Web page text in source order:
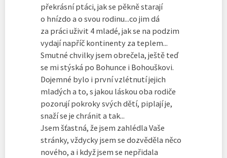
překrásní ptáci, jak se pěkně starají
o hnízdo a o svou rodinu...co jim dá
za práci uživit 4 mladé, jak se na podzim
vydají napříč kontinenty za teplem...
Smutné chvilky jsem obrečela, ještě teď
se mi stýská po Bohunce i Bohouškovi.
Dojemné bylo i první vzlétnutí jejich
mladých a to, s jakou láskou oba rodiče
pozorují pokroky svých dětí, piplají je,
snaží se je chránit a tak...
Jsem šťastná, že jsem zahlédla Vaše
stránky, vždycky jsem se dozvěděla něco
nového, a i když jsem se nepřidala